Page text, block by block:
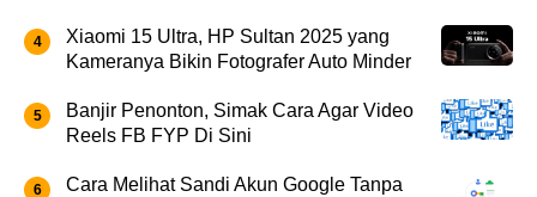
Xiaomi 15 Ultra, HP Sultan 2025 yang
Kameranya Bikin Fotografer Auto Minder
Banjir Penonton, Simak Cara Agar Video
Reels FB FYP Di Sini
Cara Melihat Sandi Akun Google Tanpa